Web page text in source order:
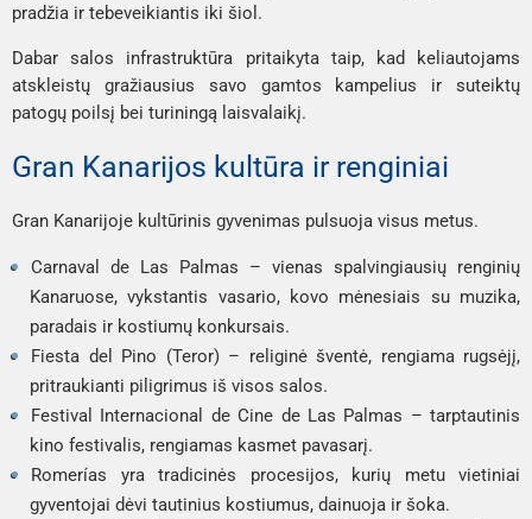
pradžia ir tebeveikiantis iki šiol.
Dabar salos infrastruktūra pritaikyta taip, kad keliautojams
atskleistų gražiausius savo gamtos kampelius ir suteiktų
patogų poilsį bei turiningą laisvalaikį.
Gran Kanarijos kultūra ir renginiai
Gran Kanarijoje kultūrinis gyvenimas pulsuoja visus metus.
Carnaval de Las Palmas – vienas spalvingiausių renginių
Kanaruose, vykstantis vasario, kovo mėnesiais su muzika,
paradais ir kostiumų konkursais.
Fiesta del Pino (Teror) – religinė šventė, rengiama rugsėjį,
pritraukianti piligrimus iš visos salos.
Festival Internacional de Cine de Las Palmas – tarptautinis
kino festivalis, rengiamas kasmet pavasarį.
Romerías yra tradicinės procesijos, kurių metu vietiniai
gyventojai dėvi tautinius kostiumus, dainuoja ir šoka.